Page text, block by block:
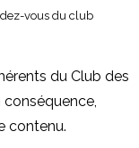
vous du club
du Club des
conséquence,
contenu.